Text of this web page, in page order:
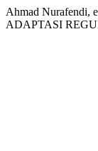
Ahmad
ADAPTASI